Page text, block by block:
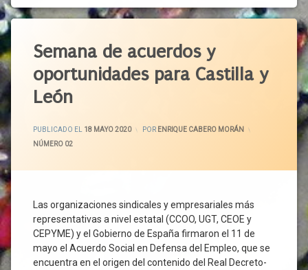
Ejemplo
Estado
Alarma
FRMP
Grupos
Parlamentarios
Públicas
Junta
Normalidad
Nueva
Semana de acuerdos y
oportunidades para Castilla y
León
PUBLICADO EL 18 MAYO 2020
24 MAYO 2020
POR ENRIQUE CABERO MORÁN
CATEGORÍAS:
NÚMERO 02
Las organizaciones sindicales y empresariales más
representativas a nivel estatal (CCOO, UGT, CEOE y
CEPYME) y el Gobierno de España firmaron el 11 de
mayo el Acuerdo Social en Defensa del Empleo, que se
encuentra en el origen del contenido del Real Decreto-
Acuerdo
Político
Agenda
2030
Castilla
CEOE
Consejo
Del
Dialogo
Social
Coronavirus